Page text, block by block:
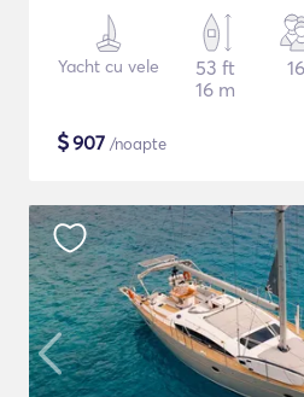
Yacht cu vele
53 ft
16 m
16
$907 /noapte